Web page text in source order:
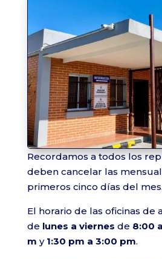
Recordamos a todos los
deben cancelar las
primeros cinco días del mes.
El horario de las oficinas de
de lunes a viernes de 8:00
m y 1:30 pm a 3:00 pm.